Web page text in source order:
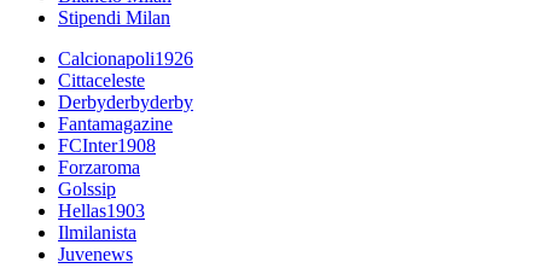
Stipendi Milan
Calcionapoli1926
Cittaceleste
Derbyderbyderby
Fantamagazine
FCInter1908
Forzaroma
Golssip
Hellas1903
Ilmilanista
Juvenews